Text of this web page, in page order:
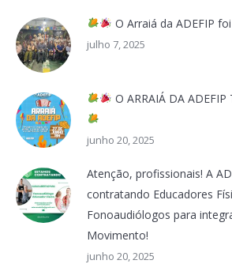
O Arraiá da ADEFIP
julho 7, 2025
O ARRAIÁ DA ADEFIP
junho 20, 2025
Atenção, profissionais! A
contratando Educadores
Fonoaudiólogos para
Movimento!
junho 20, 2025